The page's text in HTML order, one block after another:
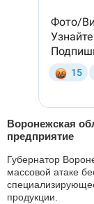
Воронежская
предприятие
Губернатор
массовой атаке
продукции.